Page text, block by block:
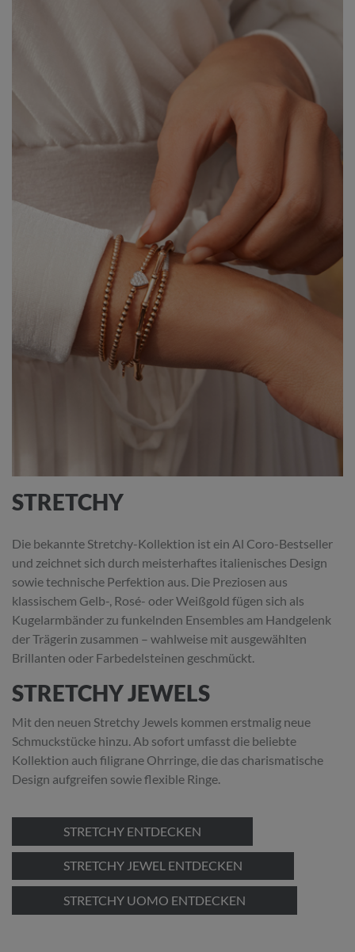
STRETCHY
Die bekannte Stretchy-Kollektion ist ein Al Coro-Bestseller
und zeichnet sich durch meisterhaftes italienisches Design
sowie technische Perfektion aus. Die Preziosen aus
klassischem Gelb-, Rosé- oder Weißgold fügen sich als
Kugelarmbänder zu funkelnden Ensembles am Handgelenk
der Trägerin zusammen – wahlweise mit ausgewählten
Brillanten oder Farbedelsteinen geschmückt.
STRETCHY JEWELS
Mit den neuen Stretchy Jewels kommen erstmalig neue
Schmuckstücke hinzu. Ab sofort umfasst die beliebte
Kollektion auch filigrane Ohrringe, die das charismatische
Design aufgreifen sowie flexible Ringe.
STRETCHY ENTDECKEN
STRETCHY JEWEL ENTDECKEN
STRETCHY UOMO ENTDECKEN